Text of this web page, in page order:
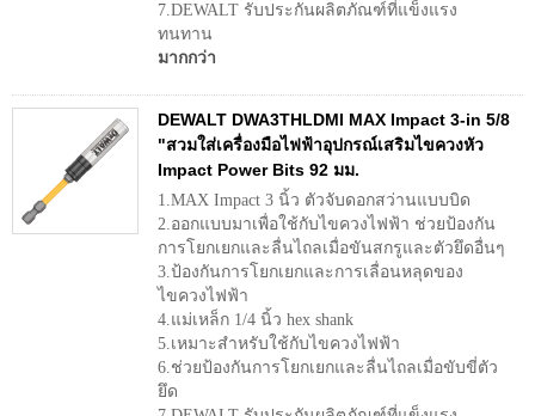
7.DEWALT รับประกันผลิตภัณฑ์ที่แข็งแรง
ทนทาน
มากกว่า
DEWALT DWA3THLDMI MAX Impact 3-in 5/8
"สวมใส่เครื่องมือไฟฟ้าอุปกรณ์เสริมไขควงหัว
Impact Power Bits 92 มม.
1.MAX Impact 3 นิ้ว ตัวจับดอกสว่านแบบบิด
2.ออกแบบมาเพื่อใช้กับไขควงไฟฟ้า ช่วยป้องกัน
การโยกเยกและลื่นไถลเมื่อขันสกรูและตัวยึดอื่นๆ
3.ป้องกันการโยกเยกและการเลื่อนหลุดของ
ไขควงไฟฟ้า
4.แม่เหล็ก 1/4 นิ้ว hex shank
5.เหมาะสำหรับใช้กับไขควงไฟฟ้า
6.ช่วยป้องกันการโยกเยกและลื่นไถลเมื่อขับขี่ตัว
ยึด